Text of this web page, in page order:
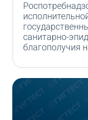
санитарно-
благополучия